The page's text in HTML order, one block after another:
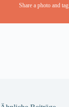
Share a photo and